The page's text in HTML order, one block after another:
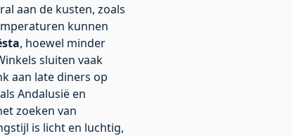
aan de kusten, zoals
kunnen
, hoewel minder
sluiten vaak
aan late diners op
Andalusië en
zoeken van
is licht en luchtig,